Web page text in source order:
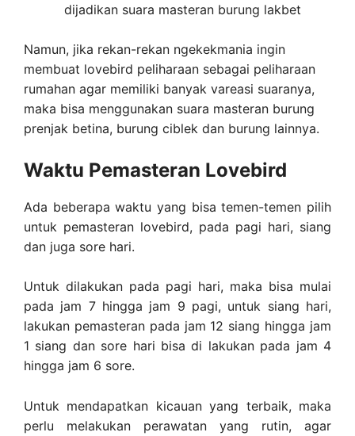
dijadikan suara masteran burung lakbet
Namun, jika rekan-rekan ngekekmania ingin
membuat lovebird peliharaan sebagai peliharaan
rumahan agar memiliki banyak vareasi suaranya,
maka bisa menggunakan suara masteran burung
prenjak betina, burung ciblek dan burung lainnya.
Waktu Pemasteran Lovebird
Ada beberapa waktu yang bisa temen-temen pilih
untuk pemasteran lovebird, pada pagi hari, siang
dan juga sore hari.
Untuk dilakukan pada pagi hari, maka bisa mulai
pada jam 7 hingga jam 9 pagi, untuk siang hari,
lakukan pemasteran pada jam 12 siang hingga jam
1 siang dan sore hari bisa di lakukan pada jam 4
hingga jam 6 sore.
Untuk mendapatkan kicauan yang terbaik, maka
perlu melakukan perawatan yang rutin, agar